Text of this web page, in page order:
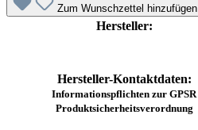
Zum Wunschzettel hinzufügen
Hersteller:
Hersteller-Kontaktdaten:
Informationspflichten zur GPSR
Produktsicherheitsverordnung